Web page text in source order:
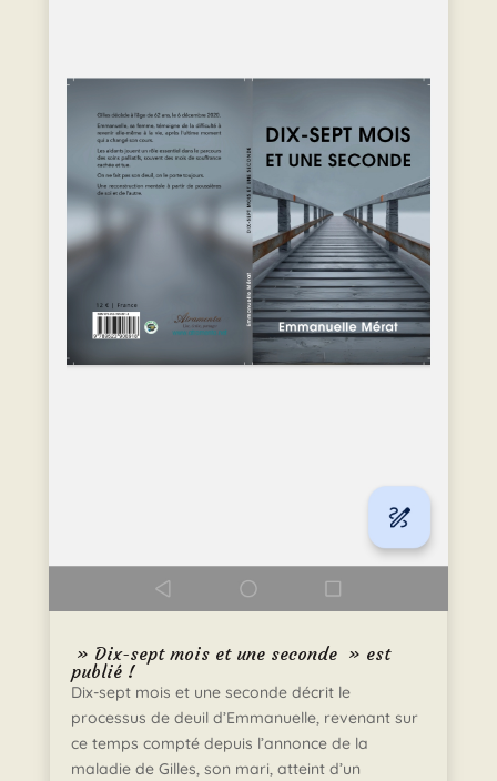
» Dix-sept mois et une seconde » est
publié !
Dix-sept mois et une seconde décrit le
processus de deuil d’Emmanuelle, revenant sur
ce temps compté depuis l’annonce de la
maladie de Gilles, son mari, atteint d’un